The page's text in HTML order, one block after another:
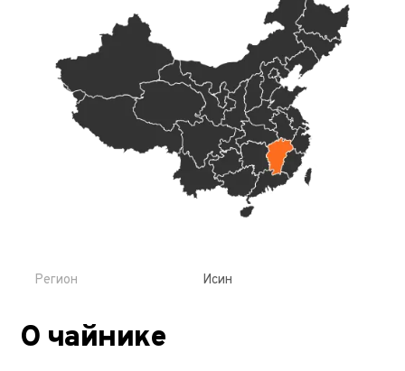
Регион Исин
О чайнике